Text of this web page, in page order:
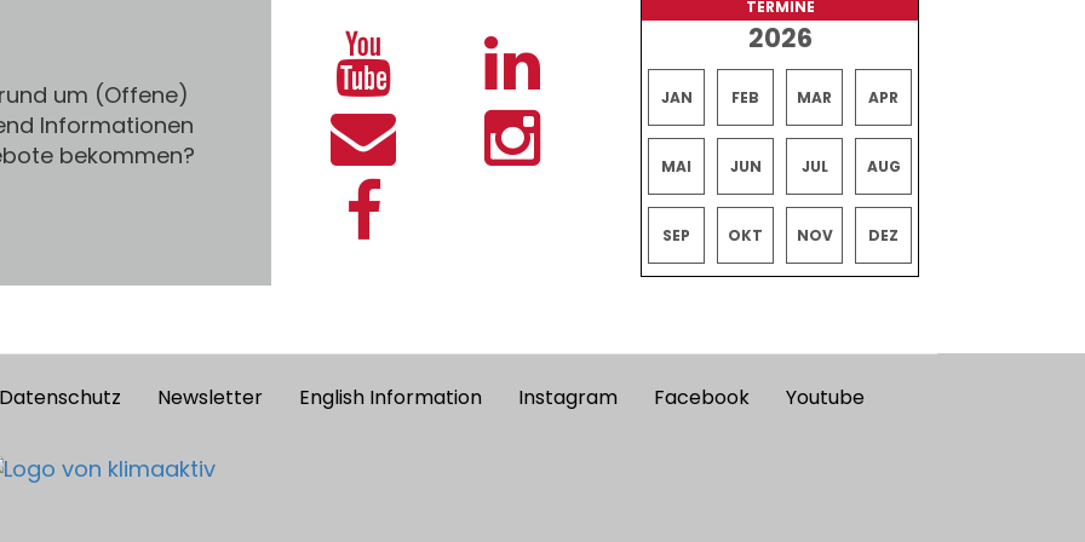
um (Offene)
Informationen
bekommen?
TERMINE
2026
JAN FEB MAR APR
MAI JUN JUL AUG
SEP OKT NOV DEZ
Datenschutz Newsletter English Information Instagram Facebook Youtube